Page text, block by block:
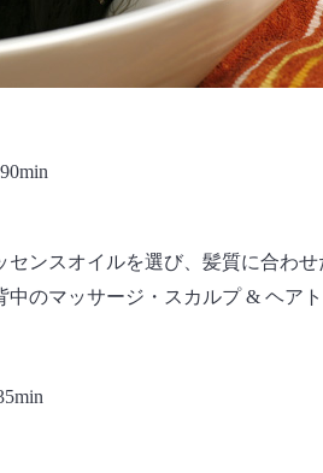
ンスオイルを選び、髪質に合わ
中のマッサージ・スカルプ & ヘア